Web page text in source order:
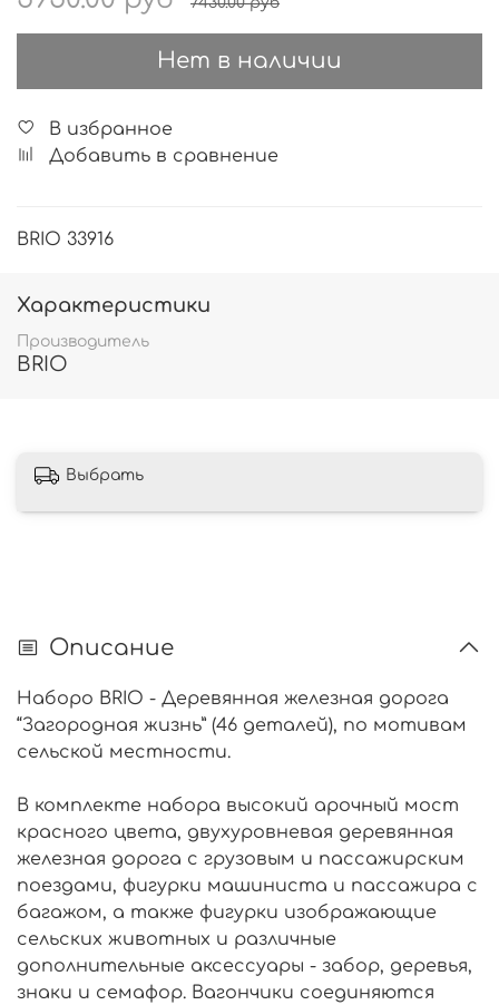
Нет в наличии
В избранное
Добавить в сравнение
BRIO 33916
Характеристики
Производитель
BRIO
Выбрать
Описание
Наборо BRIO - Деревянная железная дорога
“Загородная жизнь” (46 деталей), по мотивам
сельской местности.
В комплекте набора высокий арочный мост
красного цвета, двухуровневая деревянная
железная дорога с грузовым и пассажирским
поездами, фигурки машиниста и пассажира с
багажом, а также фигурки изображающие
сельских животных и различные
дополнительные аксессуары - забор, деревья,
знаки и семафор. Вагончики соединяются